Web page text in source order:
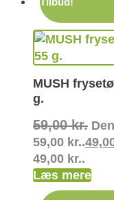
MUSH
g.
59,00kr.
59,00 kr..
49,00 kr..
Læs mere